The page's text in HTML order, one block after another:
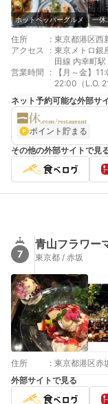
ホットペッパーグルメ 一休
住所 : 東京都港区西
アクセス
: 東京メトロ銀
田線 内幸町
営業時間
:
【月～金】
22:00（L.O. 21:00） モーニング 8:00～
予約最終入
予約入店
17:00～
ネット予約可能な外部サ
ポイント貯まる
その他の外部サイトで見
7 東京都 / 赤坂
住所 : 東京都港区赤
外部サイトで見る